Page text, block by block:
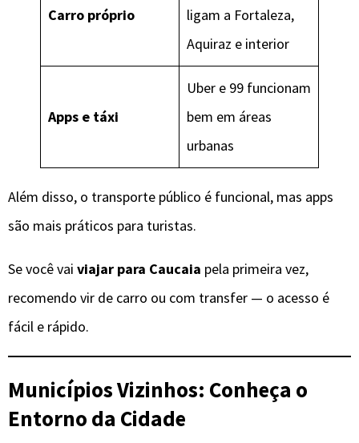
Carro próprio
ligam a Fortaleza,
Aquiraz e interior
Apps e táxi
Uber e 99 funcionam
bem em áreas
urbanas
Além disso, o transporte público é funcional, mas apps
são mais práticos para turistas.
Se você vai viajar para Caucaia pela primeira vez,
recomendo vir de carro ou com transfer — o acesso é
fácil e rápido.
Municípios Vizinhos: Conheça o
Entorno da Cidade